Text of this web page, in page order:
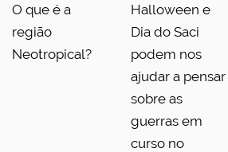
O que é a
região
Neotropical?
Halloween e
Dia do Saci
podem nos
ajudar a pensar
sobre as
guerras em
curso no